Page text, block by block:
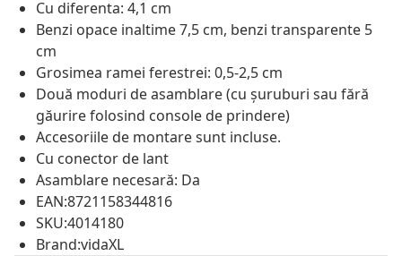
Cu diferenta: 4,1 cm
Benzi opace inaltime 7,5 cm, benzi transparente 5
cm
Grosimea ramei ferestrei: 0,5-2,5 cm
Două moduri de asamblare (cu șuruburi sau fără
găurire folosind console de prindere)
Accesoriile de montare sunt incluse.
Cu conector de lant
Asamblare necesară: Da
EAN:8721158344816
SKU:4014180
Brand:vidaXL